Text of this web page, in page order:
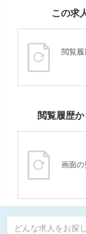
この求
閲覧
閲覧履歴
画面の
どんな求人をお探